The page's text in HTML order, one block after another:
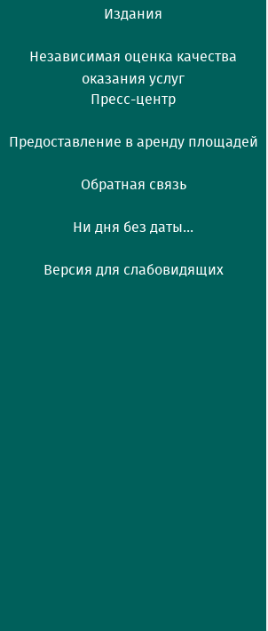
Издания
Независимая оценка качества
оказания услуг
Пресс-центр
Предоставление в аренду площадей
Обратная связь
Ни дня без даты...
Версия для слабовидящих